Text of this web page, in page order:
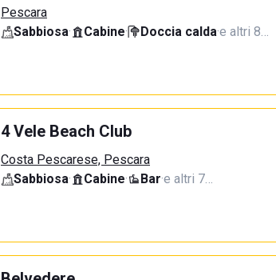
Pescara
Sabbiosa· Cabine· Doccia calda·e altri 8…
4 Vele Beach Club
Costa Pescarese, Pescara
Sabbiosa· Cabine· Bar·e altri 7…